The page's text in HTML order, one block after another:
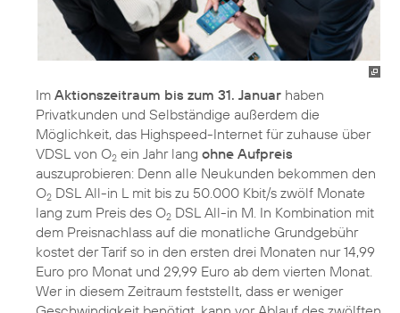
Im Aktionszeitraum bis zum 31. Januar haben
Privatkunden und Selbständige außerdem die
Möglichkeit, das Highspeed-Internet für zuhause über
VDSL von O2 ein Jahr lang ohne Aufpreis
auszuprobieren: Denn alle Neukunden bekommen den
O2 DSL All-in L mit bis zu 50.000 Kbit/s zwölf Monate
lang zum Preis des O2 DSL All-in M. In Kombination mit
dem Preisnachlass auf die monatliche Grundgebühr
kostet der Tarif so in den ersten drei Monaten nur 14,99
Euro pro Monat und 29,99 Euro ab dem vierten Monat.
Wer in diesem Zeitraum feststellt, dass er weniger